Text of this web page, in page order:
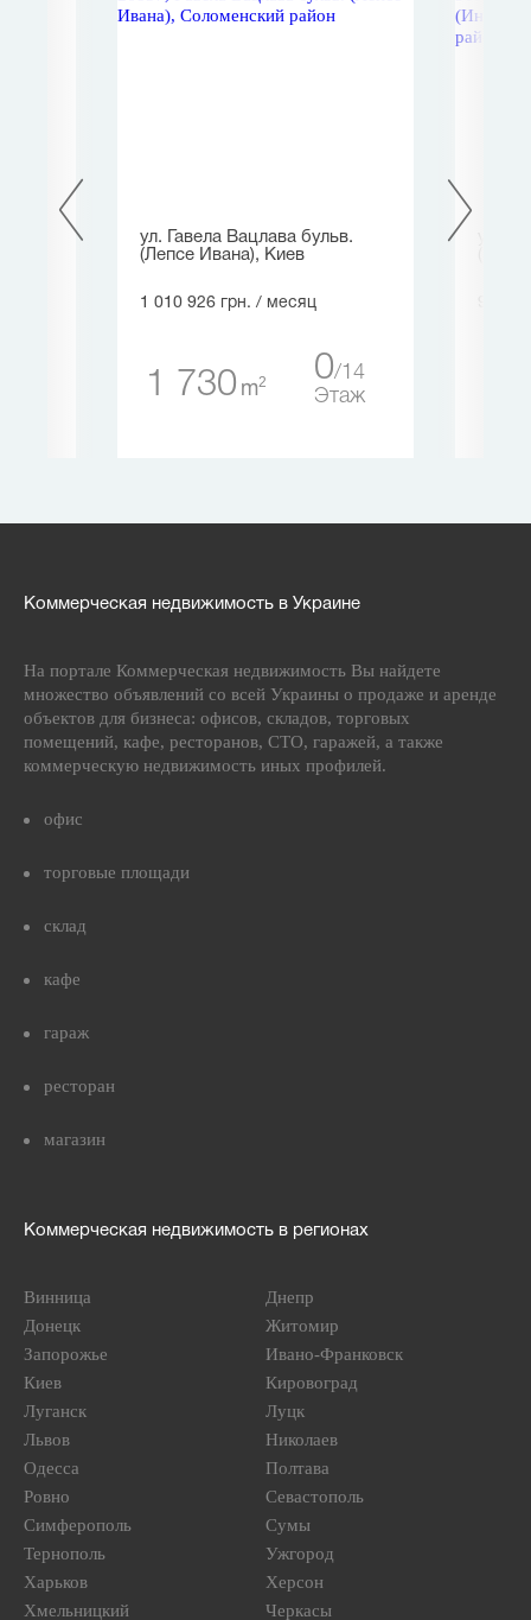
ул. Гавела Вацлава бульв.
(Лепсе Ивана), Киев
1 010 926 грн. / месяц
1 730 m2 0 14
Этаж
Коммерческая недвижимость в Украине
На портале Коммерческая недвижимость Вы найдете
множество объявлений со всей Украины о продаже и аренде
объектов для бизнеса: офисов, складов, торговых
помещений, кафе, ресторанов, СТО, гаражей, а также
коммерческую недвижимость иных профилей.
офис
торговые площади
склад
кафе
гараж
ресторан
магазин
Коммерческая недвижимость в регионах
Винница
Днепр
Донецк
Житомир
Запорожье
Ивано-Франковск
Киев
Кировоград
Луганск
Луцк
Львов
Николаев
Одесса
Полтава
Ровно
Севастополь
Симферополь
Сумы
Тернополь
Ужгород
Харьков
Херсон
Хмельницкий
Черкасы